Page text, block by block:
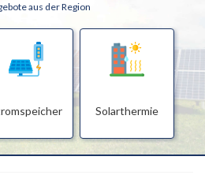
aus der Region
Solarthermie